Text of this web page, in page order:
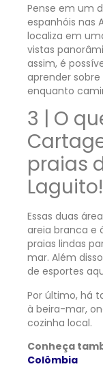
Pense em um
espanhóis nas
localiza em
vistas
assim, é
aprender
enquanto
3 | O
praias
Laguito!
Essas duas
areia branca e
praias lindas
mar. Além
de esportes
Por último, há
à beira-mar,
cozinha local.
Conheça
Colômbia